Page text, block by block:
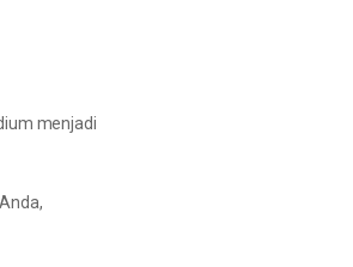
menjadi